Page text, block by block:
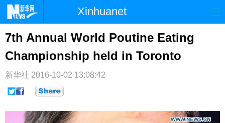
Xinhuanet
首页 时政 国际
台湾 财经 法治
纪检 体育
文娱
博客 微博
7th Annual World Poutine Eating
Championship held in Toronto
新华社 2016-10-02 13:08:42